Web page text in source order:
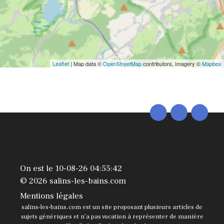
Leaflet | Map data ©OpenStreetMapcontributors, Imagery ©Mapbox
On est le 10-08-26 04:55:42
© 2026 salins-les-bains.com
Mentions légales
salins-les-bains.com est un site proposant plusieurs articles de
sujets génériques et n’a pas vocation à représenter de manière